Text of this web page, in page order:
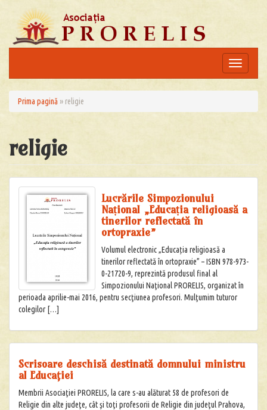
content
Toggle
navigation
Prima pagină » religie
religie
Lucrările Simpozionului
Național „Educația religioasă a
tinerilor reflectată în
ortopraxie”
Volumul electronic „Educația religioasă a
tinerilor reflectată în ortopraxie” – ISBN 978-973-
0-21720-9, reprezintă produsul final al
Simpozionului Naţional PRORELIS, organizat în
perioada aprilie-mai 2016, pentru secţiunea profesori. Mulţumim tuturor
colegilor […]
Scrisoare deschisă destinată domnului ministru
al Educaţiei
Membrii Asociaţiei PRORELIS, la care s-au alăturat 58 de profesori de
Religie din alte judeţe, cât şi toţi profesorii de Religie din judeţul Prahova,